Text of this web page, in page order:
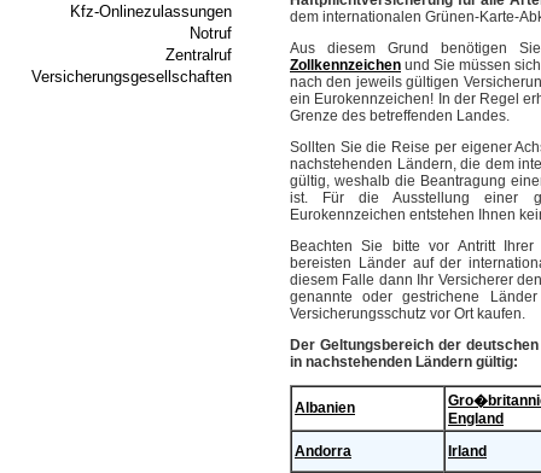
Kfz-Onlinezulassungen
Notruf
Zentralruf
Versicherungsgesellschaften
dem internationalen Grünen-Karte-
Aus diesem Grund benötigen
Zollkennzeichen und Sie müssen
nach den jeweils gültigen
ein Eurokennzeichen! In der Regel
Grenze des betreffenden Landes.
Sollten Sie die Reise per eigener
nachstehenden Ländern, die dem
gültig, weshalb die Beantragung
ist. Für die Ausstellung einer
Eurokennzeichen entstehen Ihnen
Beachten Sie bitte vor Antritt
bereisten Länder auf der
diesem Falle dann Ihr Versicherer
genannte oder gestrichene
Versicherungsschutz vor Ort kaufen.
Der Geltungsbereich der
in nachstehenden Ländern gültig:
Albanien
England
Andorra
Irland